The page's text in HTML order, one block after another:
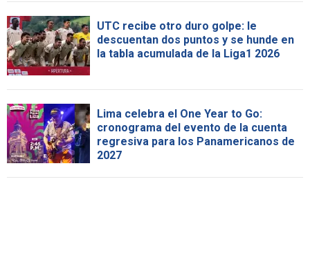
UTC recibe otro duro golpe: le
descuentan dos puntos y se hunde en
la tabla acumulada de la Liga1 2026
Lima celebra el One Year to Go:
cronograma del evento de la cuenta
regresiva para los Panamericanos de
2027